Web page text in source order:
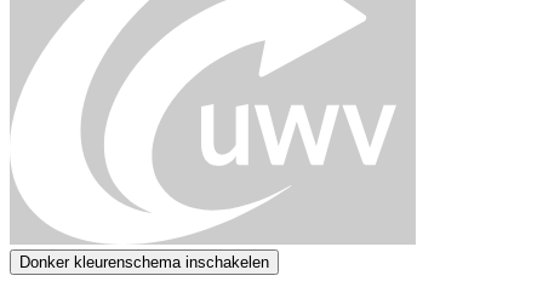
Donker kleurenschema inschakelen